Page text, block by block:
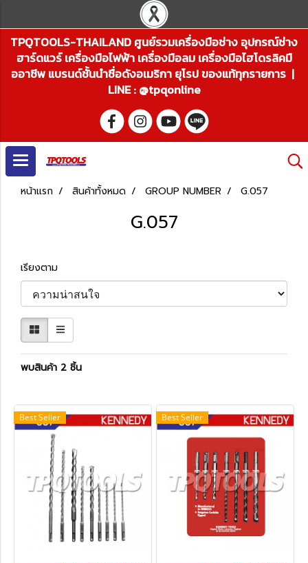
TPQTOOLS-THAILAND ศูนย์รวมเครื่องมือช่าง อุปกรณ์ช่าง
ฮาร์ดแวร์ เครื่องมือไฟฟ้า เครื่องมือลม เครื่องมือไฮโดรลิคมื
ออาชีพ แบรนด์ชั้นนำชื่อดังอเมริกา ยุโรป ของแท้ทุกรายการ |
LINE : @tpqonline
หน้าแรก สินค้าทั้งหมด GROUP NUMBER G.057
G.057
เรียงตาม
พบสินค้า 2 ชิ้น
Best Seller Best Seller